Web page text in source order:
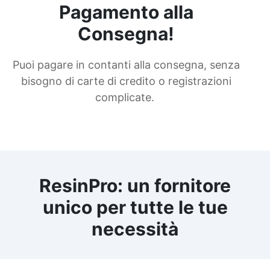
Pagamento alla
Consegna!
Puoi pagare in contanti alla consegna, senza
bisogno di carte di credito o registrazioni
complicate.
ResinPro: un fornitore
unico per tutte le tue
necessità